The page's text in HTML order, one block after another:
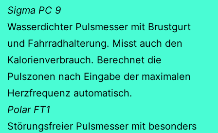
Sigma PC 9
Wasserdichter Pulsmesser mit Brustgurt
und Fahrradhalterung. Misst auch den
Kalorienverbrauch. Berechnet die
Pulszonen nach Eingabe der maximalen
Herzfrequenz automatisch.
Polar FT1
Störungsfreier Pulsmesser mit besonders